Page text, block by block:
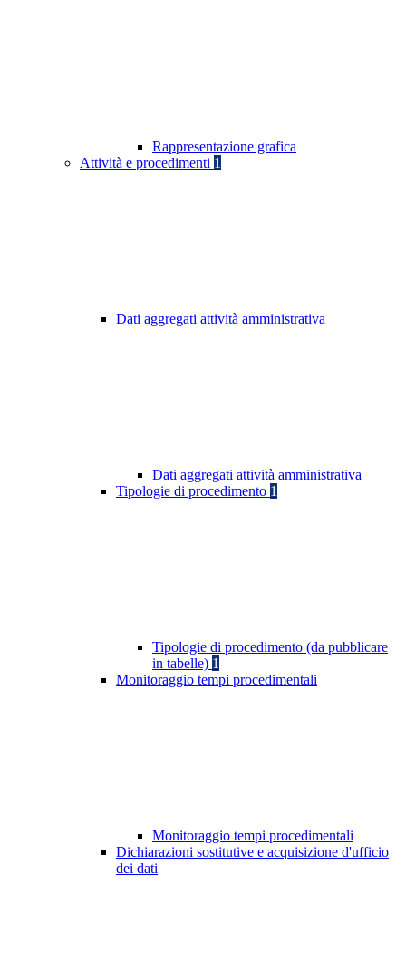
Rappresentazione grafica
Attività e procedimenti 1
Dati aggregati attività amministrativa
Dati aggregati attività amministrativa
Tipologie di procedimento 1
Tipologie di procedimento (da pubblicare
in tabelle) 1
Monitoraggio tempi procedimentali
Monitoraggio tempi procedimentali
Dichiarazioni sostitutive e acquisizione d'ufficio
dei dati